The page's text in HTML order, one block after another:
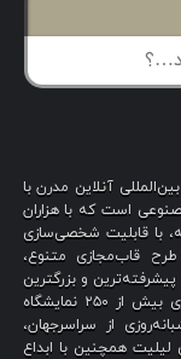
آنلاین مدرن با
است که با هزاران
با قابلیت شخصی‌سازی
قاب‌مجازی متنوع،
پیشرفته‌ترین و بزرگترین
گالری آنلاین در کل جهان می‌باشد، که باتجربهٔ برگزاری بیش از ۲۵۰ نمایشگاه
از سراسرجهان،
لیلیت همچنین با ابداع